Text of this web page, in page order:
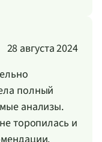
28 августа 2024
полный
анализы.
торопилась и